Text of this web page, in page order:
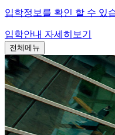
입학정보를 확인 할 수 있
입학안내 자세히보기
전체메뉴